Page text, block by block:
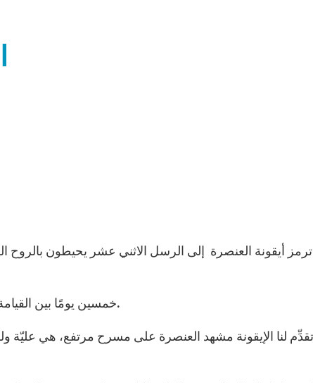
خمسين يومًا بين القيامة والعنصرة. هو العيد الخمسين، هو عيد الروح القدس.